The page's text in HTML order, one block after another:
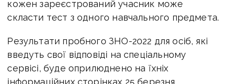
кожен зареєстрований учасник може
скласти тест з одного навчального предмета.
Результати пробного ЗНО-2022 для осіб, які
введуть свої відповіді на спеціальному
сервісі, буде оприлюднено на їхніх
інформаційних сторінках 25 березня